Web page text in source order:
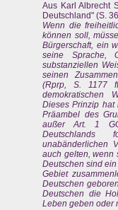
Aus Karl Albrecht
Deutschland" (S.
Wenn die
können soll,
Bürgerschaft, ein
seine Sprache,
substanziellen
seinen
(Rprp, S. 1177
demokratischen
Dieses Prinzip hat
Präambel des
außer Art. 1 GG
Deutschlands
unabänderlichen
auch gelten, wenn
Deutschen sind
Gebiet
Deutschen
Deutschen die
Leben geben oder